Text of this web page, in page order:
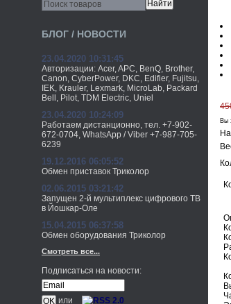
БЛОГ / НОВОСТИ
23.04.2020 10:31:45
Авторизации: Acer, APC, BenQ, Brother,
Canon, CyberPower, DKC, Edifier, Fujitsu,
IEK, Krauler, Lexmark, MicroLab, Packard
Bell, Pilot, TDM Electric, Uniel
23.04.2020 10:24:09
Работаем дистанционно, тел. +7-902-
672-0704, WhatsApp / Viber +7-987-705-
6239
19.12.2016 06:05:52
Обмен приставок Триколор
02.06.2015 03:21:42
Запущен 2-й мультиплекс цифрового ТВ
в Йошкар-Оле
15.04.2015 06:37:58
Обмен оборудования Триколор
Смотреть все...
Подписаться на новости:
или
Вы